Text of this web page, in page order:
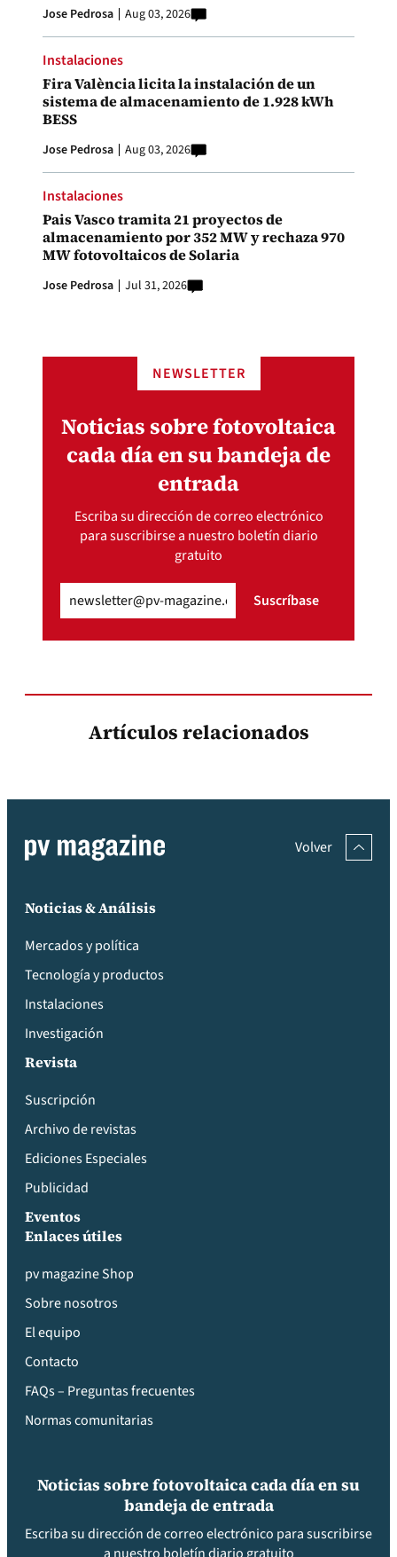
Jose Pedrosa Aug 03, 2026
Instalaciones
Fira València licita la instalación de un
sistema de almacenamiento de 1.928 kWh
BESS
Jose Pedrosa Aug 03, 2026
Instalaciones
Pais Vasco tramita 21 proyectos de
almacenamiento por 352 MW y rechaza 970
MW fotovoltaicos de Solaria
Jose Pedrosa Jul 31, 2026
NEWSLETTER
Noticias sobre fotovoltaica
cada día en su bandeja de
entrada
Escriba su dirección de correo electrónico
para suscribirse a nuestro boletín diario
gratuito
(Obligatorio) Suscríbase
Artículos relacionados
Volver
Noticias & Análisis
Mercados y política
Tecnología y productos
Instalaciones
Investigación
Revista
Suscripción
Archivo de revistas
Ediciones Especiales
Publicidad
Eventos
Enlaces útiles
pv magazine Shop
Sobre nosotros
El equipo
Contacto
FAQs – Preguntas frecuentes
Normas comunitarias
Noticias sobre fotovoltaica cada día en su
bandeja de entrada
Escriba su dirección de correo electrónico para suscribirse